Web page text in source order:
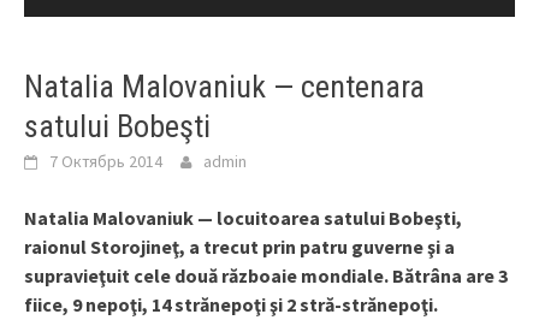
Natalia Malovaniuk — centenara
satului Bobeşti
7 Октябрь 2014 admin
Natalia Malovaniuk — locuitoarea satului Bobeşti,
raionul Storojineţ, a trecut prin patru guverne şi a
supravieţuit cele două războaie mondiale. Bătrâna are 3
fiice, 9 nepoţi, 14 strănepoţi şi 2 stră-strănepoţi.